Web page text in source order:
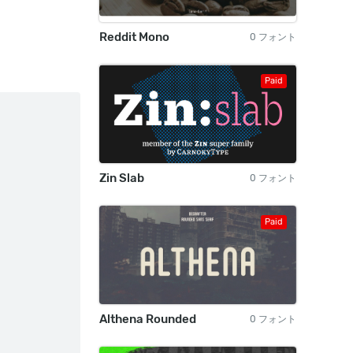
Reddit Mono 0 フォント
Paid
Zin Slab 0 フォント
Paid
Althena Rounded 0 フォント